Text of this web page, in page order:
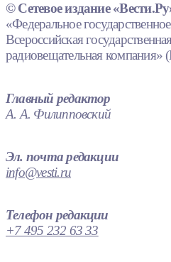
© Сетевое издание
«Федеральное
Всероссийская
радиовещательная
Главный редактор
А. А. Филипповский
Эл. почта редакции
info@vesti.ru
Телефон редакции
+7 495 232 63 33